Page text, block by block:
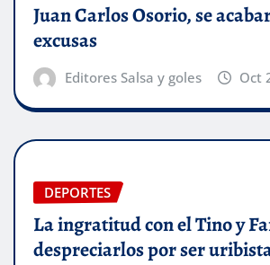
Juan Carlos Osorio, se
excusas
Editores Salsa y goles Oct
DEPORTES
La ingratitud con el Tino y
despreciarlos por ser